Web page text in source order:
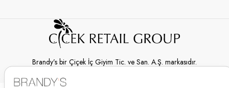
Brandy’s bir Çiçek İç Giyim Tic. ve San. A.Ş. markasıdır.
© 2026 Brandy’s | Her hakkı saklıdır.